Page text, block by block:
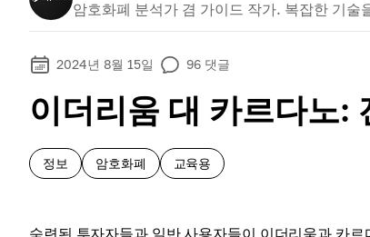
암호화폐 분석가 겸 가이드 작가. 복잡한 기술
2024년 8월 15일 96 댓글
이더리움 대 카르다노:
정보 암호화폐 교육용
숙련된 투자자들과 일반 사용자들이 이더리움과 카